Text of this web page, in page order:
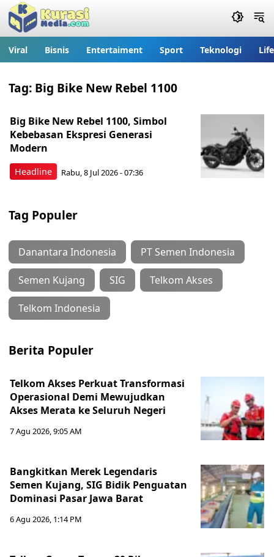
Viral Bisnis Entertaiment Sport Teknologi
Tag: Big Bike New Rebel 1100
Headline
Big Bike New Rebel 1100, Simbol
Kebebasan Ekspresi Generasi
Modern
Rabu, 8 Jul 2026 - 07:36
Tag Populer
Danantara Indonesia PT Semen Indonesia
Semen Kujang SIG Telkom Akses
Telkom Indonesia
Berita Populer
Telkom Akses Perkuat Transformasi
Operasional Demi Mewujudkan
Akses Merata ke Seluruh Negeri
7 Agu 2026, 9:05 AM
Bangkitkan Merek Legendaris
Semen Kujang, SIG Bidik Penguatan
Dominasi Pasar Jawa Barat
6 Agu 2026, 1:14 PM